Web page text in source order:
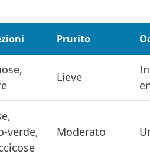
Prurito
Lieve
verde,
Moderato